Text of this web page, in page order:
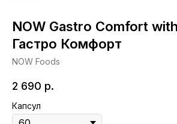
NOW Gastro Comfort
Гастро Комфорт
NOW Foods
2 690 р.
Капсул